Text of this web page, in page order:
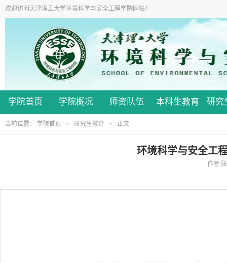
欢迎访问天津理工大学环境科学与安全工程学院网站！
学院首页 学院概况 师资队伍 本科生教育 研究
当前位置： 学院首页 > 研究生教育 > 正文
环境科学与安全工
作者: